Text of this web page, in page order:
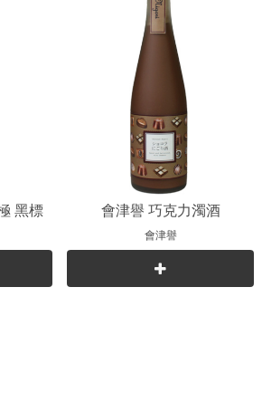
黑標 會津譽 巧克力濁酒
會津譽